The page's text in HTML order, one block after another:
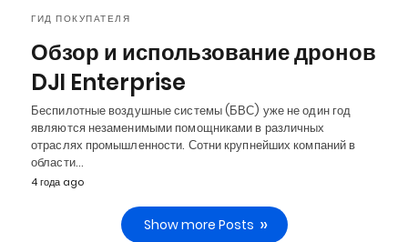
ГИД ПОКУПАТЕЛЯ
Обзор и использование дронов
DJI Enterprise
Беспилотные воздушные системы (БВС) уже не один год
являются незаменимыми помощниками в различных
отраслях промышленности. Сотни крупнейших компаний в
области…
4 года ago
Show more Posts